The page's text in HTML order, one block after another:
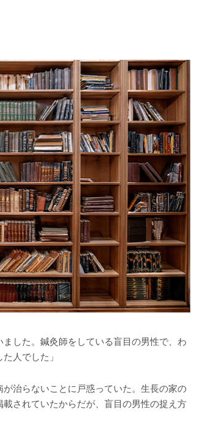
した。鍼灸師をしている盲目の男性で、わ
人でした」
治らないことに戸惑っていた。生長の家の
されていたからだが、盲目の男性の捉え方